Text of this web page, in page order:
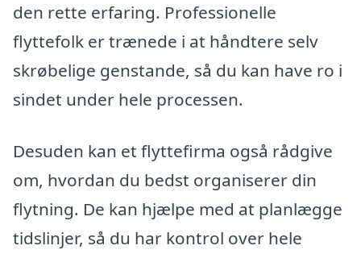
den rette erfaring. Professionelle
flyttefolk er trænede i at håndtere selv
skrøbelige genstande, så du kan have ro i
sindet under hele processen.
Desuden kan et flyttefirma også rådgive
om, hvordan du bedst organiserer din
flytning. De kan hjælpe med at planlægge
tidslinjer, så du har kontrol over hele